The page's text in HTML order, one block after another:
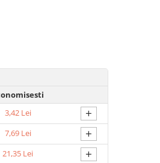
3,42 Lei +
7,69 Lei +
21,35 Lei +